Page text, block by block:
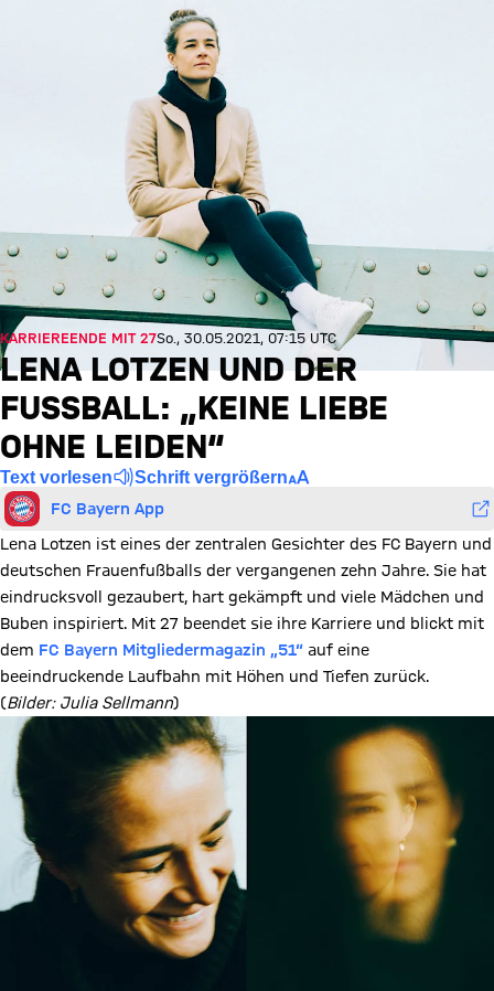
KARRIEREENDE MIT 27So., 30.05.2021, 07:15 UTC
LENA LOTZEN UND DER
FUSSBALL: „KEINE LIEBE O
HNE LEIDEN“
Text vorlesen Schrift vergrößern
FC Bayern App
Lena Lotzen ist eines der zentralen Gesichter des FC Bayern und
deutschen Frauenfußballs der vergangenen zehn Jahre. Sie hat
eindrucksvoll gezaubert, hart gekämpft und viele Mädchen und
Buben inspiriert. Mit 27 beendet sie ihre Karriere und blickt mit
dem FC Bayern Mitgliedermagazin „51“ auf eine
beeindruckende Laufbahn mit Höhen und Tiefen zurück.
(Bilder: Julia Sellmann)